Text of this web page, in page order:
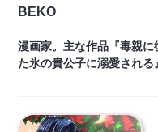
BEKO
漫画家。主な作品『毒親
た氷の貴公子に溺愛される